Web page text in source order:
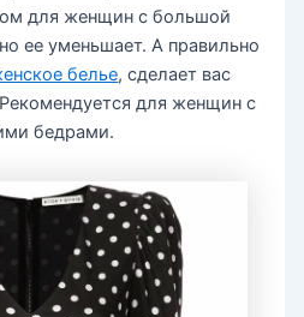
для женщин с большой
ее уменьшает. А правильно
белье, сделает вас
для женщин с
бедрами.